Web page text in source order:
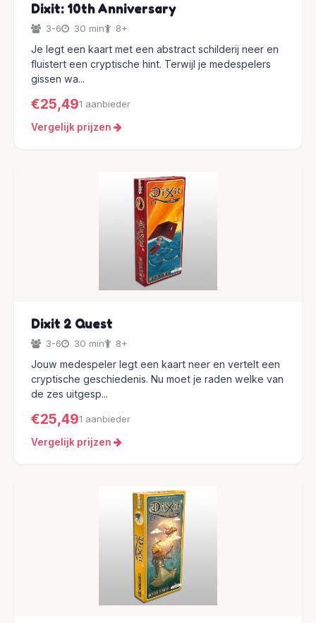
Dixit: 10th Anniversary
3-6 30 min 8+
Je legt een kaart met een abstract schilderij neer en
fluistert een cryptische hint. Terwijl je medespelers
gissen wa...
€25,491 aanbieder
Vergelijk prijzen
Dixit 2 Quest
3-6 30 min 8+
Jouw medespeler legt een kaart neer en vertelt een
cryptische geschiedenis. Nu moet je raden welke van
de zes uitgesp...
€25,491 aanbieder
Vergelijk prijzen